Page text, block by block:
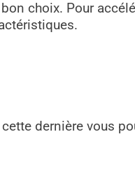
choix. Pour
dernière vous